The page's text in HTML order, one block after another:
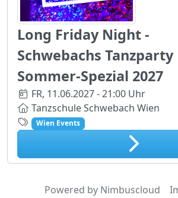
Long Friday Night -
Schwebachs Tanzparty
Sommer-Spezial 2027
FR, 11.06.2027 - 21:00 Uhr
Tanzschule Schwebach Wien
Wien Events
Powered by Nimbuscloud